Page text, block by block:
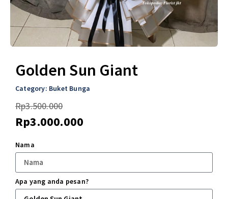
Golden Sun Giant
Category: Buket Bunga
Rp3.500.000
Rp3.000.000
Nama
Apa yang anda pesan?